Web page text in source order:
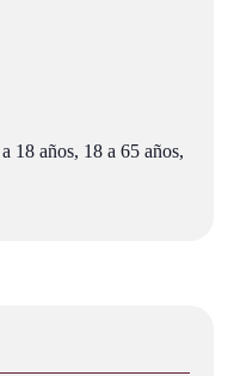
18 años, 18 a 65 años,